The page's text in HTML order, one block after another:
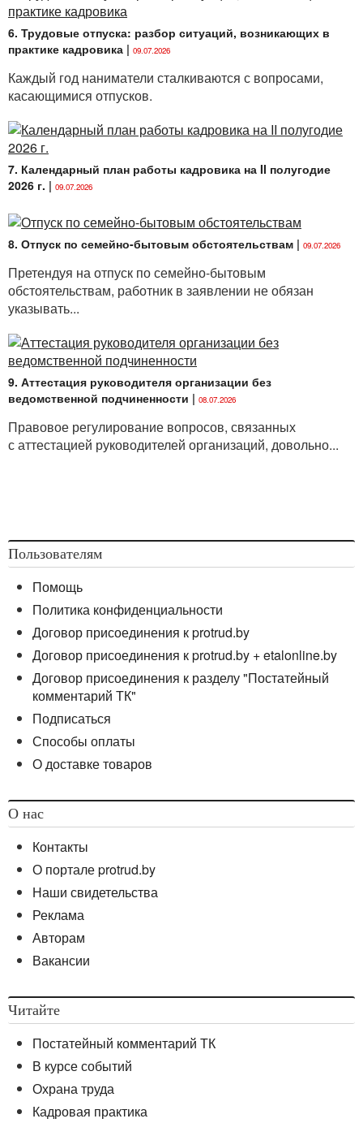
6. Трудовые отпуска: разбор ситуаций, возникающих в
практике кадровика | 09.07.2026
Каждый год наниматели сталкиваются с вопросами,
касающимися отпусков.
7. Календарный план работы кадровика на II полугодие
2026 г. | 09.07.2026
8. Отпуск по семейно-бытовым обстоятельствам | 09.07.2026
Претендуя на отпуск по семейно-бытовым
обстоятельствам, работник в заявлении не обязан
указывать...
9. Аттестация руководителя организации без
ведомственной подчиненности | 08.07.2026
Правовое регулирование вопросов, связанных
с аттестацией руководителей организаций, довольно...
Пользователям
Помощь
Политика конфиденциальности
Договор присоединения к protrud.by
Договор присоединения к protrud.by + etalonline.by
Договор присоединения к разделу "Постатейный
комментарий ТК"
Подписаться
Способы оплаты
О доставке товаров
О нас
Контакты
О портале protrud.by
Наши свидетельства
Реклама
Авторам
Вакансии
Читайте
Постатейный комментарий ТК
В курсе событий
Охрана труда
Кадровая практика